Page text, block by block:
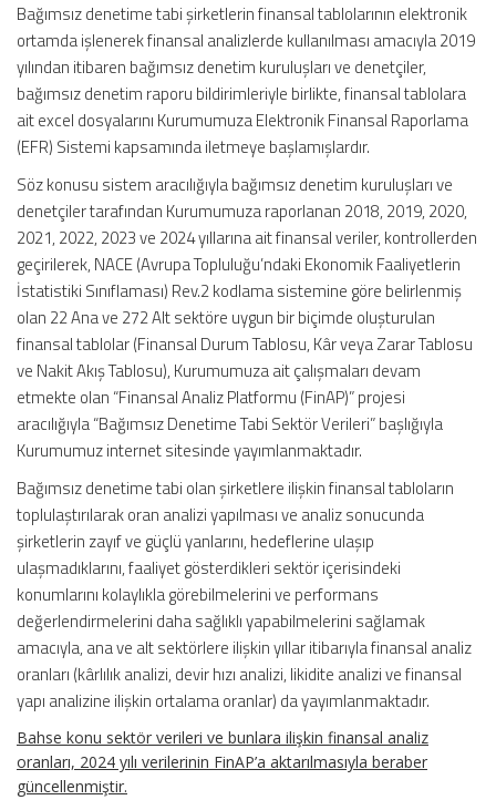
Bağımsız denetime tabi şirketlerin finansal tablolarının elektronik
ortamda işlenerek finansal analizlerde kullanılması amacıyla 2019
yılından itibaren bağımsız denetim kuruluşları ve denetçiler,
bağımsız denetim raporu bildirimleriyle birlikte, finansal tablolara
ait excel dosyalarını Kurumumuza Elektronik Finansal Raporlama
(EFR) Sistemi kapsamında iletmeye başlamışlardır.
Söz konusu sistem aracılığıyla bağımsız denetim kuruluşları ve
denetçiler tarafından Kurumumuza raporlanan 2018, 2019, 2020,
2021, 2022, 2023 ve 2024 yıllarına ait finansal veriler, kontrollerden
geçirilerek, NACE (Avrupa Topluluğu’ndaki Ekonomik Faaliyetlerin
İstatistiki Sınıflaması) Rev.2 kodlama sistemine göre belirlenmiş
olan 22 Ana ve 272 Alt sektöre uygun bir biçimde oluşturulan
finansal tablolar (Finansal Durum Tablosu, Kâr veya Zarar Tablosu
ve Nakit Akış Tablosu), Kurumumuza ait çalışmaları devam
etmekte olan “Finansal Analiz Platformu (FinAP)” projesi
aracılığıyla “Bağımsız Denetime Tabi Sektör Verileri” başlığıyla
Kurumumuz internet sitesinde yayımlanmaktadır.
Bağımsız denetime tabi olan şirketlere ilişkin finansal tabloların
toplulaştırılarak oran analizi yapılması ve analiz sonucunda
şirketlerin zayıf ve güçlü yanlarını, hedeflerine ulaşıp
ulaşmadıklarını, faaliyet gösterdikleri sektör içerisindeki
konumlarını kolaylıkla görebilmelerini ve performans
değerlendirmelerini daha sağlıklı yapabilmelerini sağlamak
amacıyla, ana ve alt sektörlere ilişkin yıllar itibarıyla finansal analiz
oranları (kârlılık analizi, devir hızı analizi, likidite analizi ve finansal
yapı analizine ilişkin ortalama oranlar) da yayımlanmaktadır.
Bahse konu sektör verileri ve bunlara ilişkin finansal analiz
oranları, 2024 yılı verilerinin FinAP’a aktarılmasıyla beraber
güncellenmiştir.